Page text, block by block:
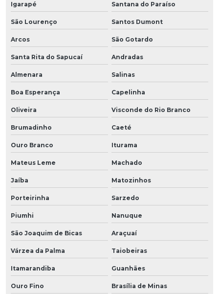
Igarapé Santana do Paraíso
São Lourenço Santos Dumont
Arcos São Gotardo
Santa Rita do Sapucaí Andradas
Almenara Salinas
Boa Esperança Capelinha
Oliveira Visconde do Rio Branco
Brumadinho Caeté
Ouro Branco Iturama
Mateus Leme Machado
Jaíba Matozinhos
Porteirinha Sarzedo
Piumhi Nanuque
São Joaquim de Bicas Araçuaí
Várzea da Palma Taiobeiras
Itamarandiba Guanhães
Ouro Fino Brasília de Minas